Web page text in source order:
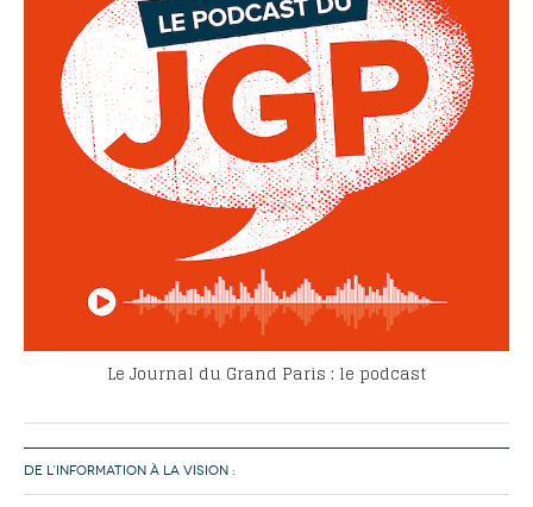
Le Journal du Grand Paris : le podcast
DE L’INFORMATION À LA VISION :